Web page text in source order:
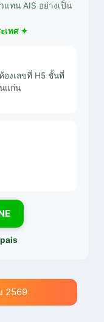
แทน AIS อย่างเป็น
เทศ ✦
องเลขที่ H5 ชั้นที่
แก่น
2569